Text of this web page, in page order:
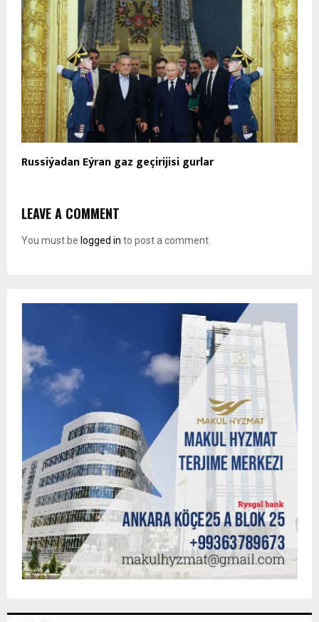
Russiýadan Eýran gaz geçirijisi gurlar
LEAVE A COMMENT
You must be logged in to post a comment.